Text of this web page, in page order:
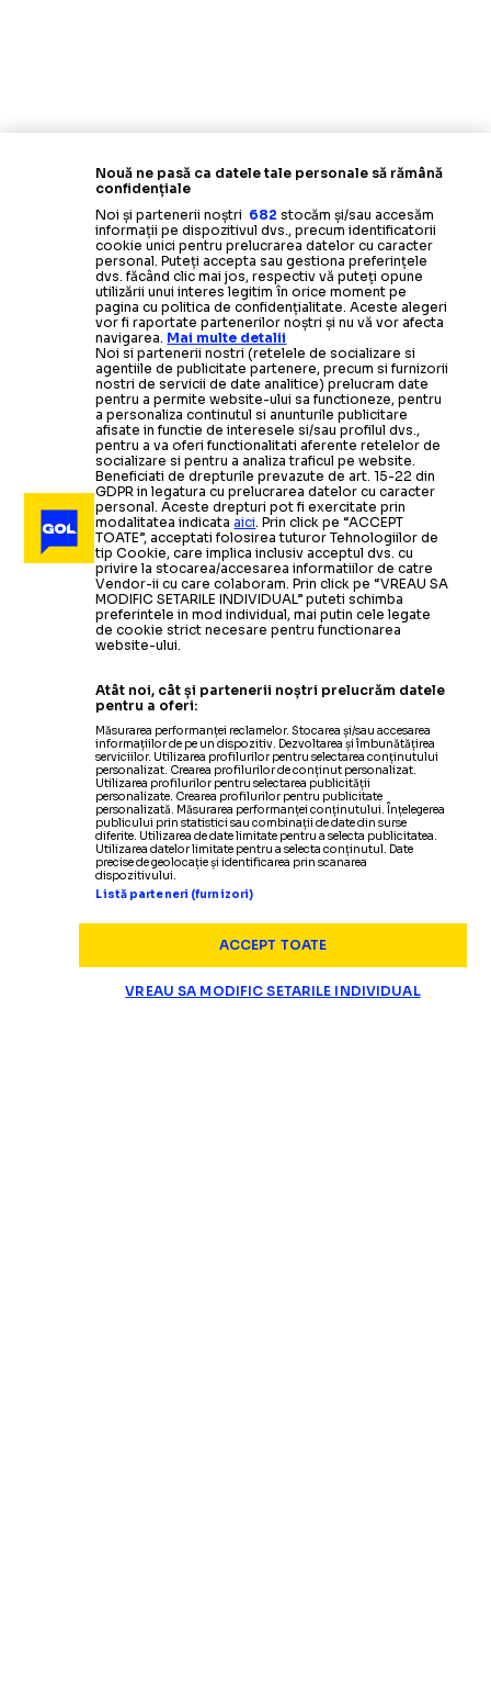
Nouă ne pasă ca datele tale personale să rămână
confidențiale
Noi și partenerii noștri 682 stocăm și/sau accesăm
informații pe dispozitivul dvs., precum identificatorii
cookie unici pentru prelucrarea datelor cu caracter
personal. Puteți accepta sau gestiona preferințele
dvs. făcând clic mai jos, respectiv vă puteți opune
utilizării unui interes legitim în orice moment pe
pagina cu politica de confidențialitate. Aceste alegeri
vor fi raportate partenerilor noștri și nu vă vor afecta
navigarea. Mai multe detalii
Noi si partenerii nostri (retelele de socializare si
agentiile de publicitate partenere, precum si furnizorii
nostri de servicii de date analitice) prelucram date
pentru a permite website-ului sa functioneze, pentru
a personaliza continutul si anunturile publicitare
afisate in functie de interesele si/sau profilul dvs.,
pentru a va oferi functionalitati aferente retelelor de
socializare si pentru a analiza traficul pe website.
Beneficiati de drepturile prevazute de art. 15-22 din
GDPR in legatura cu prelucrarea datelor cu caracter
personal. Aceste drepturi pot fi exercitate prin
modalitatea indicataaici. Prin click pe “ACCEPT
TOATE”, acceptati folosirea tuturor Tehnologiilor de
tip Cookie, care implica inclusiv acceptul dvs. cu
privire la stocarea/accesarea informatiilor de catre
Vendor-ii cu care colaboram. Prin click pe “VREAU SA
MODIFIC SETARILE INDIVIDUAL” puteti schimba
preferintele in mod individual, mai putin cele legate
de cookie strict necesare pentru functionarea
website-ului.
Atât noi, cât și partenerii noștri prelucrăm datele
pentru a oferi:
Măsurarea performanței reclamelor. Stocarea și/sau accesarea
informațiilor de pe un dispozitiv. Dezvoltarea și îmbunătățirea
serviciilor. Utilizarea profilurilor pentru selectarea conținutului
personalizat. Crearea profilurilor de conținut personalizat.
Utilizarea profilurilor pentru selectarea publicității
personalizate. Crearea profilurilor pentru publicitate
personalizată. Măsurarea performanței conținutului. Înțelegerea
publicului prin statistici sau combinații de date din surse
diferite. Utilizarea de date limitate pentru a selecta publicitatea.
Utilizarea datelor limitate pentru a selecta conținutul. Date
precise de geolocație și identificarea prin scanarea
dispozitivului.
Listă parteneri (furnizori)
ACCEPT TOATE
VREAU SA MODIFIC SETARILE INDIVIDUAL